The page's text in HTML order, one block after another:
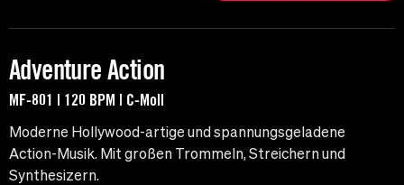
Adventure Action
MF-801 | 120 BPM | C-Moll
Moderne Hollywood-artige und spannungsgeladene
Action-Musik. Mit großen Trommeln, Streichern und
Synthesizern.